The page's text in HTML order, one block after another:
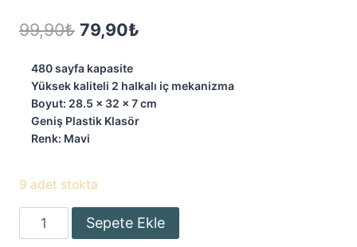
99,90₺ Orijinal
99,90₺.
79,90₺
fiyat:
79,90₺.
480 sayfa kapasite
Yüksek kaliteli 2 halkalı iç mekanizma
Boyut: 28.5 x 32 x 7 cm
Geniş Plastik Klasör
Renk: Mavi
9 adet stokta
Esselte
Eko
Sepete Ekle